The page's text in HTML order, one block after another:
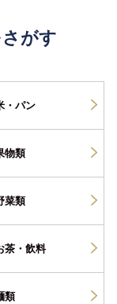
がす
・パン
物類
菜類
茶・ 飲料
類